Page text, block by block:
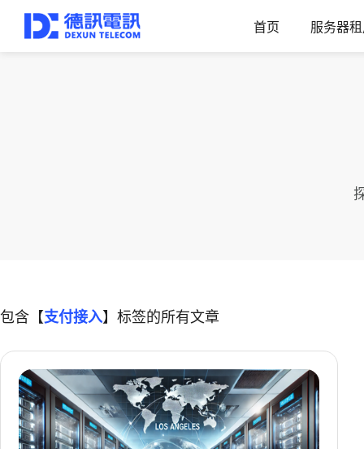
首页 服务器
包含【支付接入】标签的所有文章